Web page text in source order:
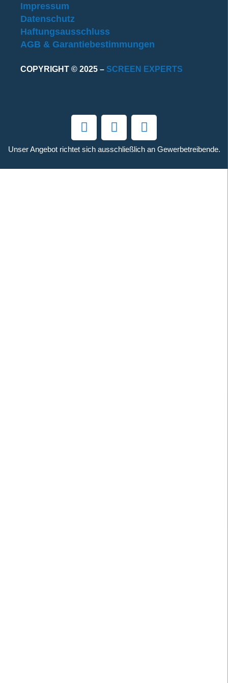
Impressum
Datenschutz
Haftungsausschluss
AGB & Garantiebestimmungen
COPYRIGHT © 2025 – SCREEN EXPERTS
Unser Angebot richtet sich ausschließlich an Gewerbetreibende.